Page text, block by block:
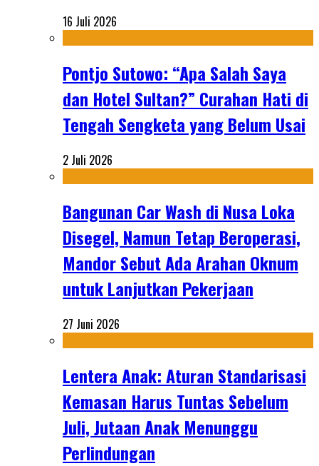
16 Juli 2026
Pontjo Sutowo: “Apa Salah Saya
dan Hotel Sultan?” Curahan Hati di
Tengah Sengketa yang Belum Usai
2 Juli 2026
Bangunan Car Wash di Nusa Loka
Disegel, Namun Tetap Beroperasi,
Mandor Sebut Ada Arahan Oknum
untuk Lanjutkan Pekerjaan
27 Juni 2026
Lentera Anak: Aturan Standarisasi
Kemasan Harus Tuntas Sebelum
Juli, Jutaan Anak Menunggu
Perlindungan